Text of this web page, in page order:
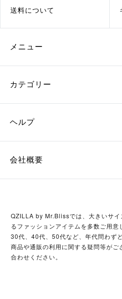
送料について
メニュー
カテゴリー
ヘルプ
会社概要
QZILLA by Mr.Blissでは、大きいサイ
るファッションアイテムを多数ご用意
30代、40代、50代など、年代問わず
商品や通販の利用に関する疑問等が
合わせください。